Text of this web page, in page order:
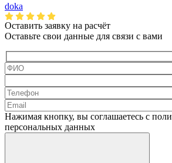
doka
Оставить заявку на расчёт
Оставьте свои данные для связи с вами
Нажимая кнопку, вы соглашаетесь с
персональных данных